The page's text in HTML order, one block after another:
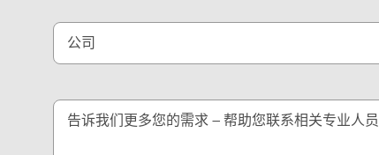
公司
告诉我们更多您的需求 – 帮助您联系相关专业人员